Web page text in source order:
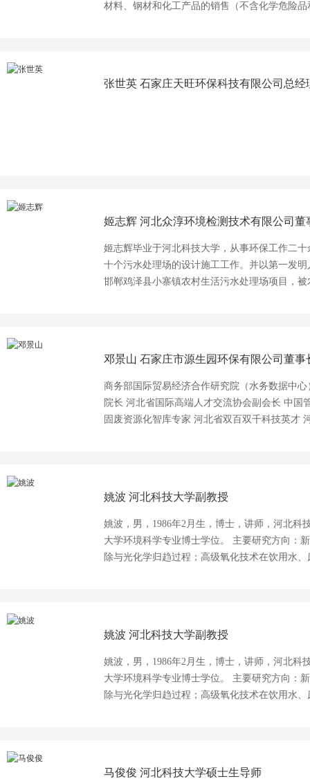
材料、钢材和化工产品的销售（不含化学危险
张世英 石家庄天旺环保科技有限公司总经
姬志辉 河北众淳环境检测技术有限公司董
姬志辉毕业于河北科技大学，从事环保工作二
十个污水处理场的设计施工工作。并以第一发
邯郸鸡泽县小寨镇农村生活污水处理场项目，
邓景山 石家庄市源生园环保有限公司董
商务部国际贸易经济合作研究院（水务数据中
院长 河北省国际高端人才交流协会副会长 中国
固废资源化智库专家 河北省双百双千科技英才
20余项，获得发明专利5项，实用新型专利40余
塘、水解码。 是一位秉承“源于生物技术、重
方青山绿水与万物生灵的爱国爱民企业家。
姚波 河北科技大学副教授
姚波，男，1986年2月生，博士，讲师，河北科
大学环境科学专业博士学位。 主要研究方向：
除与光化学归趋过程；高级氧化技术在饮用水
姚波 河北科技大学副教授
姚波，男，1986年2月生，博士，讲师，河北科
大学环境科学专业博士学位。 主要研究方向：
除与光化学归趋过程；高级氧化技术在饮用水
马俊俊 河北科技大学硕士生导师